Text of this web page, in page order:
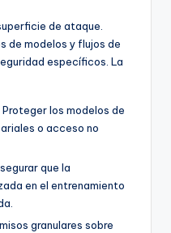
de ataque.
de modelos y flujos de
específicos. La
Proteger los modelos de
o acceso no
que la
en el entrenamiento
granulares sobre